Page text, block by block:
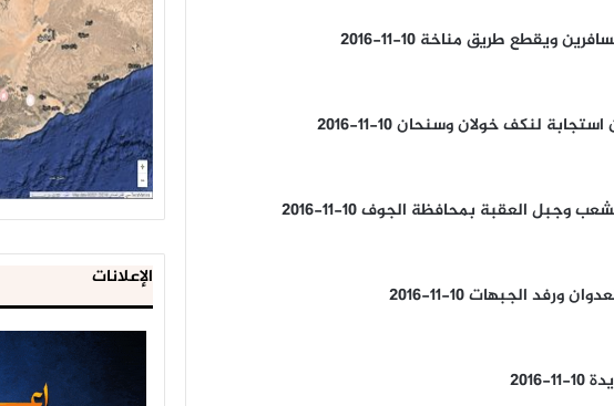
ويقطع طريق مناخة 10-11-2016
لنكف خولان وسنحان 10-11-2016
العقبة بمحافظة الجوف 10-11-2016
الجبهات 10-11-2016
الإعلانات